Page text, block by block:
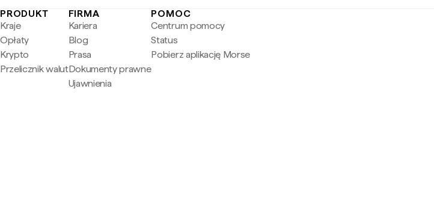
PRODUKT
Kraje
Opłaty
Krypto
Przelicznik walut
FIRMA
Kariera
Blog
Prasa
Dokumenty prawne
Ujawnienia
POMOC
Centrum pomocy
Status
Pobierz aplikację Morse